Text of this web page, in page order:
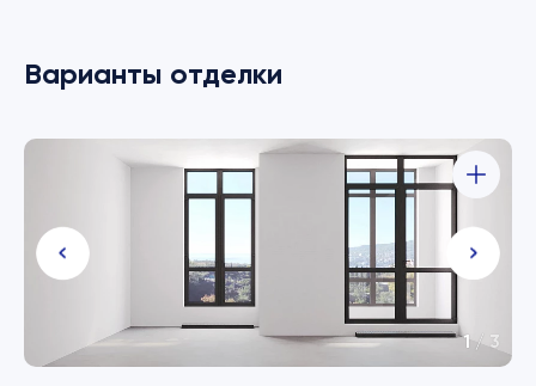
Варианты отделки
1 /3